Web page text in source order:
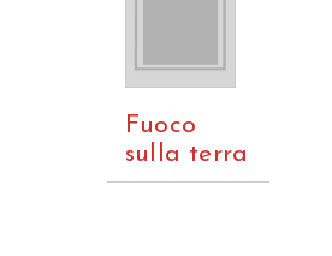
Fuoco
sulla terra